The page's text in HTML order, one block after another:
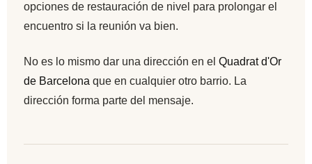
opciones de restauración de nivel para prolongar el
encuentro si la reunión va bien.
No es lo mismo dar una dirección en el Quadrat d'Or
de Barcelona que en cualquier otro barrio. La
dirección forma parte del mensaje.